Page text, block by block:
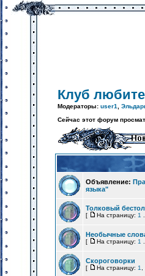
Клуб
Модераторы: user1
Сейчас этот форум
Объявление:
языка"
Толковый
[ На страницу: 1
Необычные
[ На страницу: 1
Скороговорки
[ На страницу: 1